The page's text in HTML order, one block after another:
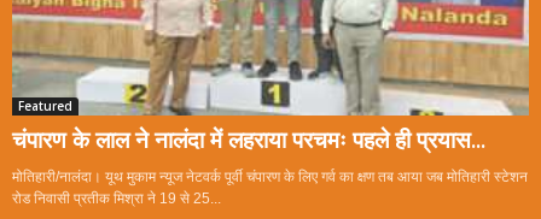
Featured
चंपारण के लाल ने नालंदा में लहराया परचमः पहले ही प्रयास...
मोतिहारी/नालंदा। यूथ मुकाम न्यूज नेटवर्क पूर्वी चंपारण के लिए गर्व का क्षण तब आया जब मोतिहारी स्टेशन
रोड निवासी प्रतीक मिश्रा ने 19 से 25...